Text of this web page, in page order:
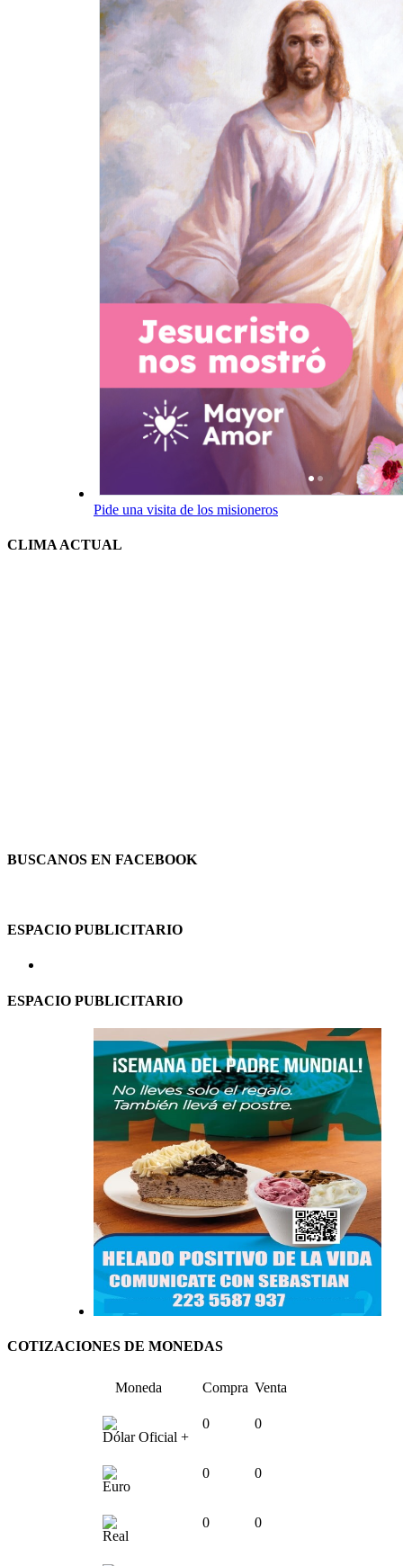
Pide una visita de los misioneros
CLIMA ACTUAL
BUSCANOS EN FACEBOOK
ESPACIO PUBLICITARIO
ESPACIO PUBLICITARIO
COTIZACIONES DE MONEDAS
Moneda Compra Venta
Dólar Oficial +
0 0
Euro
0 0
Real
0 0